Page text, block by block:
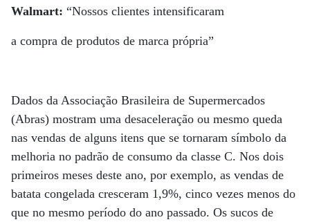
Walmart: “Nossos clientes intensificaram
a compra de produtos de marca própria”
Dados da Associação Brasileira de Supermercados
(Abras) mostram uma desaceleração ou mesmo queda
nas vendas de alguns itens que se tornaram símbolo da
melhoria no padrão de consumo da classe C. Nos dois
primeiros meses deste ano, por exemplo, as vendas de
batata congelada cresceram 1,9%, cinco vezes menos do
que no mesmo período do ano passado. Os sucos de